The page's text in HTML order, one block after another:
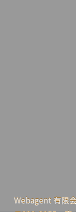
Webagent 有限
〒939-8055 富